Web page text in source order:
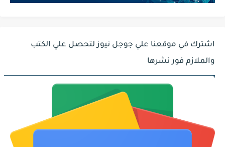
اشترك في موقعنا علي جوجل نيوز لتحصل علي الكتب
والملازم فور نشرها